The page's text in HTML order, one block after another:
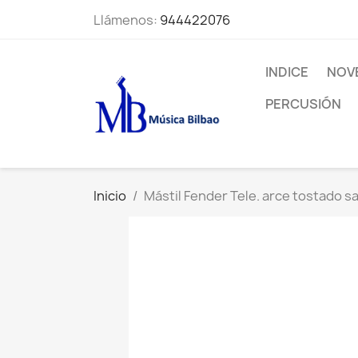
Llámenos: 944422076
INDICE
PERCUSIÓN
Inicio Mástil Fender Tele. arce tostado